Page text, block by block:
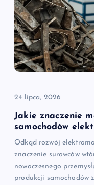
24 lipca, 2026
Jakie znaczenie
samochodów
Odkąd rozwój
znaczenie surowców
nowoczesnego
produkcji samochodów